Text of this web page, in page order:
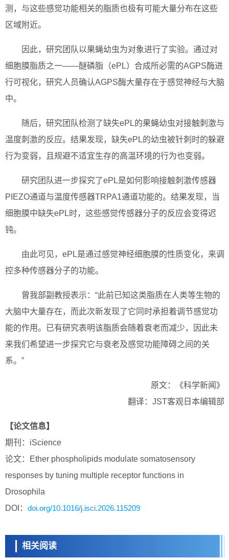
测，与这些感觉功能相关的脂质也极有可能大量分布在这些
区域附近。
因此，研究团队以果蝇幼虫为对象进行了实验。通过对
细胞膜脂质之一——醚磷脂（ePL）合成所必需的AGPS酶进
行可视化，研究人员确认AGPS酶大量存在于感觉神经与大脑
中。
随后，研究团队检测了缺失ePL的果蝇幼虫对接触刺激与
温度刺激的反应。结果发现，缺失ePL的幼虫被针刺时的躲避
行为变弱，且规避不适宜生存的高温环境的行为也变弱。
研究团队进一步探究了ePL是如何影响接触刺激传感器
PIEZO通道与温度传感器TRPA1通道功能的。结果发现，当
细胞膜中缺失ePL时，这些感觉传感器分子的反应会变得迟
钝。
由此可见，ePL是通过感觉神经细胞膜的性质变化，来调
控多种传感器分子的功能。
曾我部副教授表示：“此前已知这类脂质在人类等生物的
大脑中大量存在，而此次新发现了它同时承担着调节感觉功
能的作用。已有研究表明该脂质会随着衰老而减少，因此未
来我们希望进一步探究它与衰老及感觉功能障碍之间的关
系。”
原文：《科学新闻》
翻译：JST客观日本编辑部
【论文信息】
期刊：iScience
论文：Ether phospholipids modulate somatosensory
responses by tuning multiple receptor functions in
Drosophila
DOI： doi.org/10.1016/j.isci.2026.115209
相关阅读